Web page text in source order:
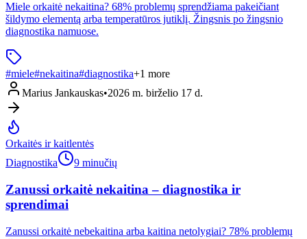
Miele orkaitė nekaitina? 68% problemų sprendžiama pakeičiant
šildymo elementą arba temperatūros jutiklį. Žingsnis po žingsnio
diagnostika namuose.
#miele#nekaitina#diagnostika+1 more
Marius Jankauskas•2026 m. birželio 17 d.
Orkaitės ir kaitlentės
Diagnostika
9 minučių
Zanussi orkaitė nekaitina – diagnostika ir
sprendimai
Zanussi orkaitė nebekaitina arba kaitina netolygiai? 78% problemų